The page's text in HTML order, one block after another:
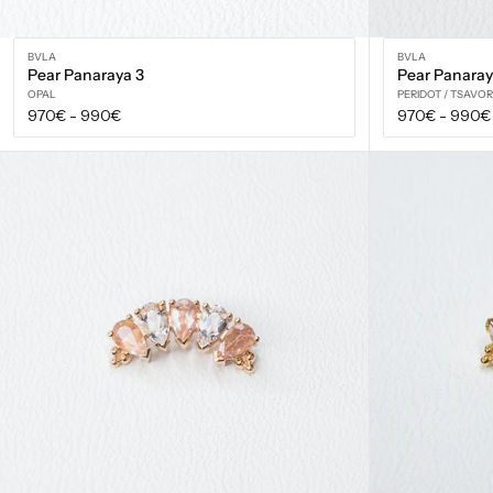
BVLA
Pear Panaraya 3
OPAL
Prix
régulier
970€ - 990€
VOIR LES OPTIONS
BVLA
Pear
PERIDOT /
Prix
régulier
970€ - 990€